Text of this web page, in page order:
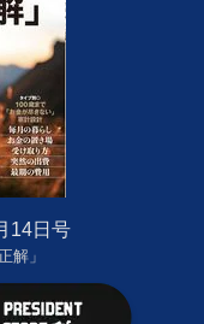
14日号
解」